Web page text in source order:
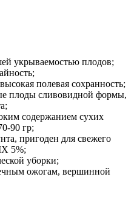
укрываемостью плодов;
полевая сохранность;
плоды сливовидной формы,
содержанием сухих
90 гр;
пригоден для свежего
5%;
уборки;
ожогам, вершинной